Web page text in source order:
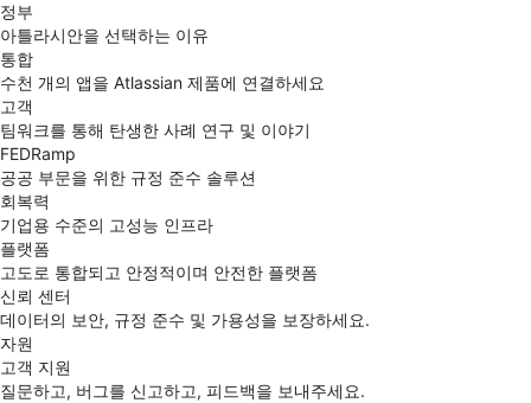
정부
아틀라시안을 선택하는 이유
통합
수천 개의 앱을 Atlassian 제품에 연결하세요
고객
팀워크를 통해 탄생한 사례 연구 및 이야기
FEDRamp
공공 부문을 위한 규정 준수 솔루션
회복력
기업용 수준의 고성능 인프라
플랫폼
고도로 통합되고 안정적이며 안전한 플랫폼
신뢰 센터
데이터의 보안, 규정 준수 및 가용성을 보장하세요.
자원
고객 지원
질문하고, 버그를 신고하고, 피드백을 보내주세요.